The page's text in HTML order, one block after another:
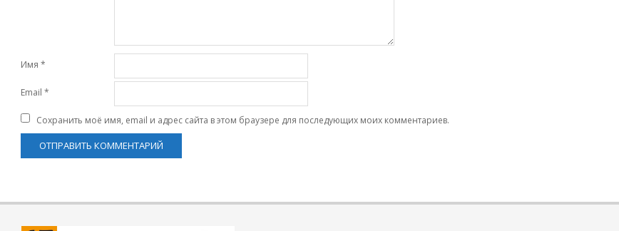
Имя *
Email *
Сохранить моё имя, email и адрес сайта в этом браузере для последующих моих комментариев.